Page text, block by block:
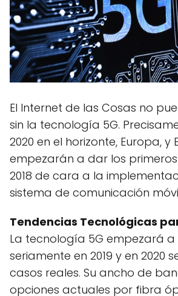
El Internet de las Cosas no
sin la tecnología 5G.
2020 en el horizonte, Europa, y
empezarán a dar los
2018 de cara a la
sistema de comunicación
Tendencias Tecnológicas
La tecnología 5G empezará a
seriamente en 2019 y en 2020
casos reales. Su ancho de
opciones actuales por fibra